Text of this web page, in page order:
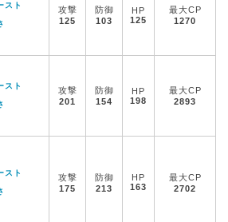
スト
攻撃
125
防御
103
HP
125
最大CP
1270
スト
攻撃
201
防御
154
HP
198
最大CP
2893
スト
攻撃
175
防御
213
HP
163
最大CP
2702